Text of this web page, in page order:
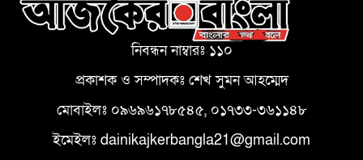
নিবন্ধন নাম্বারঃ ১১০
প্রকাশক ও সম্পাদকঃ শেখ সুমন আহম্মেদ
মোবাইলঃ ০৯৬৯৬১৭৮৫৪৫, ০১৭৩৩-৩৬১১৪৮
ইমেইলঃ dainikajkerbangla21@gmail.com